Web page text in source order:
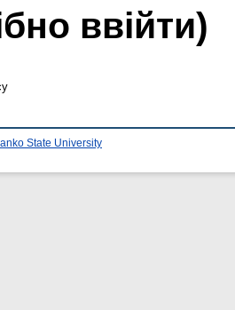
ввійти)
State University